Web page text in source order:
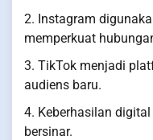
2. Instagram
memperkuat
3. TikTok menjadi
audiens baru.
4. Keberhasilan
bersinar.